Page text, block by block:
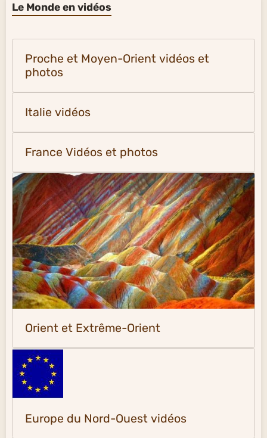
Le Monde en vidéos
Proche et Moyen-Orient vidéos et
photos
Italie vidéos
France Vidéos et photos
Orient et Extrême-Orient
Europe du Nord-Ouest vidéos